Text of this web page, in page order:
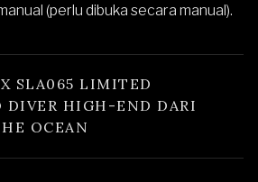
(perlu dibuka secara manual).
SLA065 LIMITED
DIVER HIGH-END DARI
OCEAN